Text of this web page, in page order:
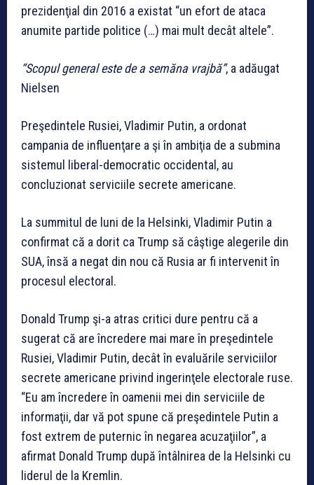
prezidenţial din 2016 a existat “un efort de ataca
anumite partide politice (…) mai mult decât altele”.
“Scopul general este de a semăna vrajbă”, a adăugat
Nielsen
Preşedintele Rusiei, Vladimir Putin, a ordonat
campania de influenţare a şi în ambiţia de a submina
sistemul liberal-democratic occidental, au
concluzionat serviciile secrete americane.
La summitul de luni de la Helsinki, Vladimir Putin a
confirmat că a dorit ca Trump să câştige alegerile din
SUA, însă a negat din nou că Rusia ar fi intervenit în
procesul electoral.
Donald Trump şi-a atras critici dure pentru că a
sugerat că are încredere mai mare în preşedintele
Rusiei, Vladimir Putin, decât în evaluările serviciilor
secrete americane privind ingerinţele electorale ruse.
“Eu am încredere în oamenii mei din serviciile de
informaţii, dar vă pot spune că preşedintele Putin a
fost extrem de puternic în negarea acuzaţiilor”, a
afirmat Donald Trump după întâlnirea de la Helsinki cu
liderul de la Kremlin.